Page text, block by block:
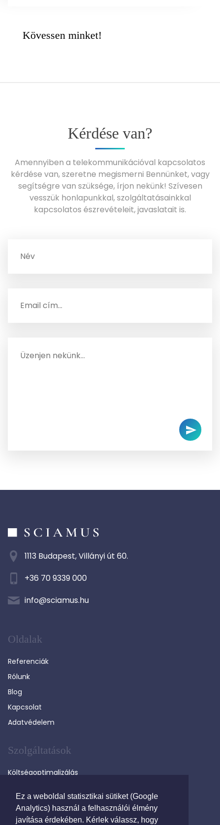
Ez a weboldal statisztikai sütiket (Google
Analytics) használ a felhasználói élmény
javítása érdekében. Kérlek válassz, hogy
Kövessen minket!
Kérdése van?
Amennyiben a telekommunikációval kapcsolatos
kérdése van, szeretne megismerni Bennünket, vagy
segítségre van szüksége, írjon nekünk! Szívesen
vesszük honlapunkkal, szolgáltatásainkkal
kapcsolatos észrevételeit, javaslatait is.
1113 Budapest, Villányi út 60.
+36 70 9339 000
info@sciamus.hu
Oldalak
Referenciák
Rólunk
Blog
Kapcsolat
Adatvédelem
Szolgáltatások
Költségoptimalizálás
Távközlési tanácsadás
Költségkövetés